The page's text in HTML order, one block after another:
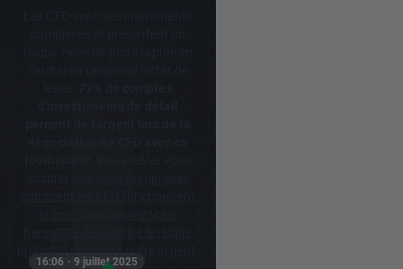
16:06 · 9 juillet 2025